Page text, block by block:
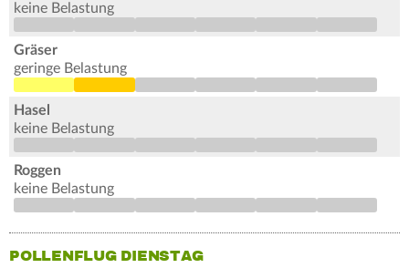
keine Belastung
Gräser
geringe Belastung
Hasel
keine Belastung
Roggen
keine Belastung
POLLENFLUG DIENSTAG